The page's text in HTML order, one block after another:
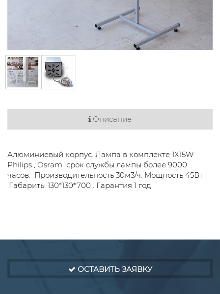
Описание
Алюминиевый корпус. Лампа в комплекте 1Х15W
Philips , Osram срок службы лампы более 9000
часов. Производительность 30м3/ч. Мощность 45Вт
.Габариты 130*130*700 . Гарантия 1 год
ОСТАВИТЬ ЗАЯВКУ